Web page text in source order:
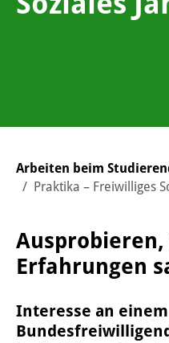
Arbeiten beim
Praktika – Freiwilliges
Erfahrungen
Interesse an